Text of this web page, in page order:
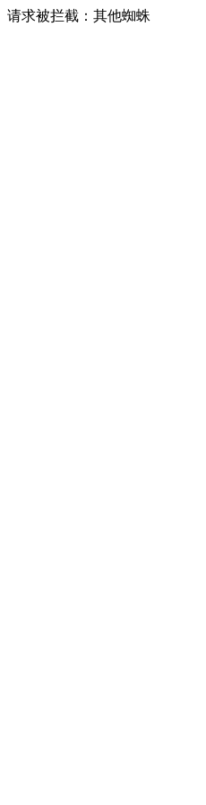
请求被拦截：其他蜘蛛